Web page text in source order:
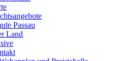
Passau
Land